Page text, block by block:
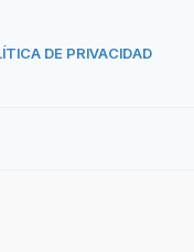
DE PRIVACIDAD